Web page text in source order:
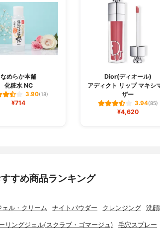
なめらか本舗
化粧水 NC
3.90(18)
¥714
Dior(ディオール)
アディクト リップ マキシ
ザー
3.94(85)
¥4,620
すめ商品ランキング
ル・クリーム ナイトパウダー クレンジング 洗
リングジェル(スクラブ・ゴマージュ) 毛穴スプレー